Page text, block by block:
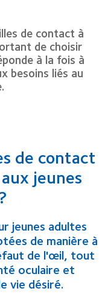
de contact à
de choisir
à la fois à
besoins liés au
de contact
jeunes
jeunes adultes
de manière à
de l'œil, tout
oculaire et
vie désiré.